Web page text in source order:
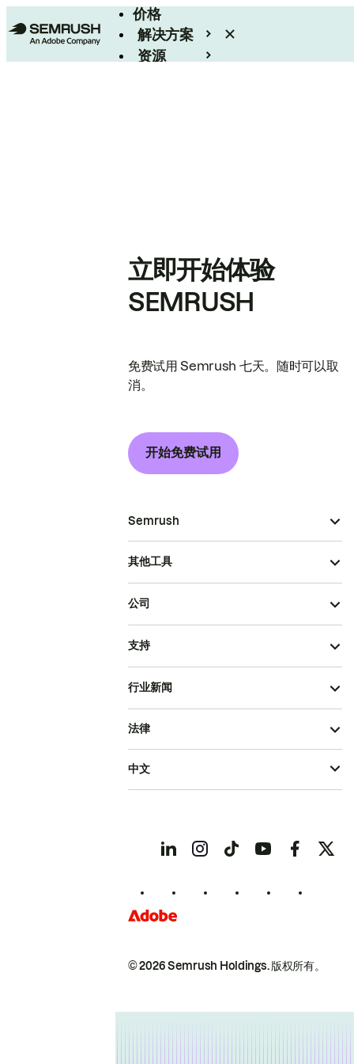
价格
解决方案
资源
立即开始体验
SEMRUSH
免费试用 Semrush 七天。随时可以取
消。
开始免费试用
Semrush
其他工具
公司
支持
行业新闻
© 2026 Semrush Holdings.版权所有。
法律
中文